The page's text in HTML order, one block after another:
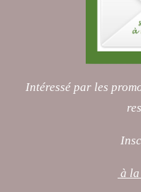
Intéressé par les
à